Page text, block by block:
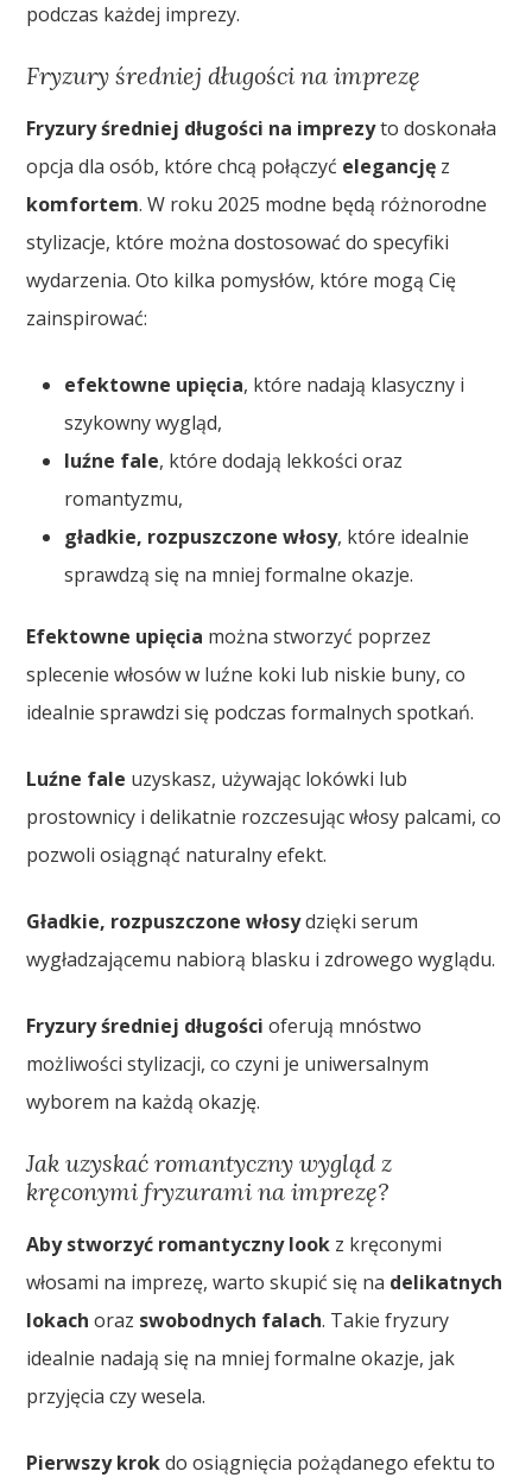
podczas każdej imprezy.
Fryzury średniej długości na imprezę
Fryzury średniej długości na imprezyto doskonała
opcja dla osób, które chcą połączyć elegancję z
komfortem. W roku 2025 modne będą różnorodne
stylizacje, które można dostosować do specyfiki
wydarzenia. Oto kilka pomysłów, które mogą Cię
zainspirować:
efektowne upięcia, które nadają klasyczny i
szykowny wygląd,
luźne fale, które dodają lekkości oraz
romantyzmu,
gładkie, rozpuszczone włosy, które idealnie
sprawdzą się na mniej formalne okazje.
Efektowne upięcia można stworzyć poprzez
splecenie włosów w luźne koki lub niskie buny, co
idealnie sprawdzi się podczas formalnych spotkań.
Luźne fale uzyskasz, używając lokówki lub
prostownicy i delikatnie rozczesując włosy palcami, co
pozwoli osiągnąć naturalny efekt.
Gładkie, rozpuszczone włosydzięki serum
wygładzającemu nabiorą blasku i zdrowego wyglądu.
Fryzury średniej długości oferują mnóstwo
możliwości stylizacji, co czyni je uniwersalnym
wyborem na każdą okazję.
Jak uzyskać romantyczny wygląd z
kręconymi fryzurami na imprezę?
Aby stworzyć romantyczny look z kręconymi
włosami na imprezę, warto skupić się na delikatnych
lokach oraz swobodnych falach. Takie fryzury
idealnie nadają się na mniej formalne okazje, jak
przyjęcia czy wesela.
Pierwszy krokdo osiągnięcia pożądanego efektu to